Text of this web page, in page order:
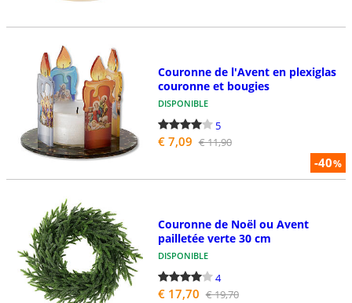
-40%
Couronne de l'Avent en plexiglas
couronne et bougies
DISPONIBLE
5
€ 7,09 € 11,90
Couronne de Noël ou Avent
pailletée verte 30 cm
DISPONIBLE
4
€ 17,70 € 19,70